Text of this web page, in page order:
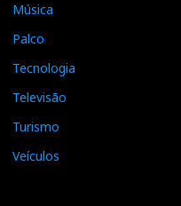
Música
Palco
Tecnologia
Televisão
Turismo
Veículos